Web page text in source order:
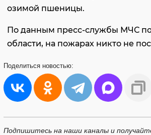
озимой пшеницы.
По данным пресс-службы МЧС по
области, на пожарах никто не
Поделиться новостью:
Подпишитесь на наши каналы и